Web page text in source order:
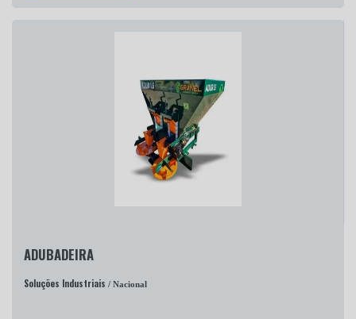
ADUBADEIRA
Soluções Industriais / Nacional